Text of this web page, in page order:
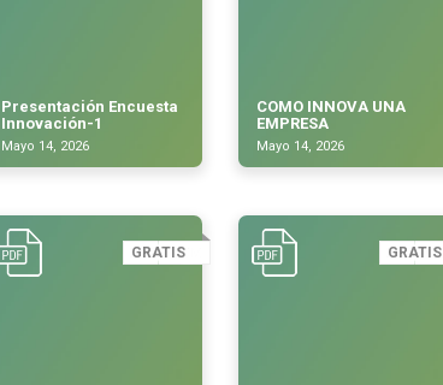
Presentación Encuesta
Innovación-1
Mayo 14, 2026
COMO INNOVA UNA
EMPRESA
Mayo 14, 2026
GRATIS GRATIS